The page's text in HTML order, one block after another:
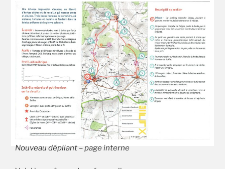
Nouveau dépliant – page interne